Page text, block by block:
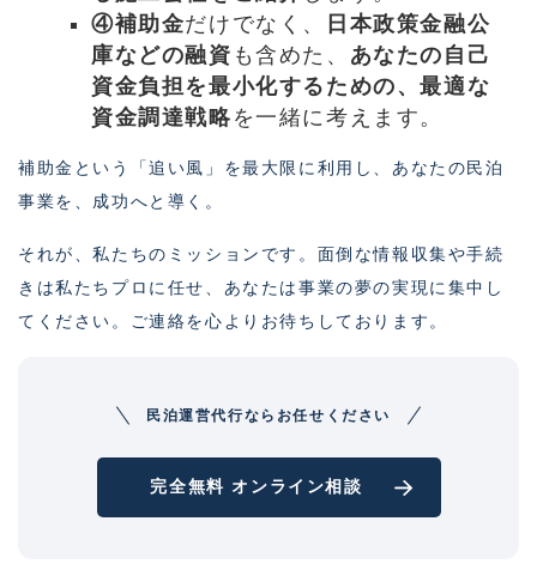
④補助金だけでなく、
日本政策金融公
庫などの融資 も含めた、 あなたの自己
資金負担を最小化するための、最適な
資金調達戦略 を一緒に考えます。
補助金という「追い風」を最大限に利用し、あなたの民泊
事業を、成功へと導く。
それが、私たちのミッションです。面倒な情報収集や手続
きは私たちプロに任せ、あなたは事業の夢の実現に集中し
てください。ご連絡を心よりお待ちしております。
民泊運営代行ならお任せください
完全無料 オンライン相談